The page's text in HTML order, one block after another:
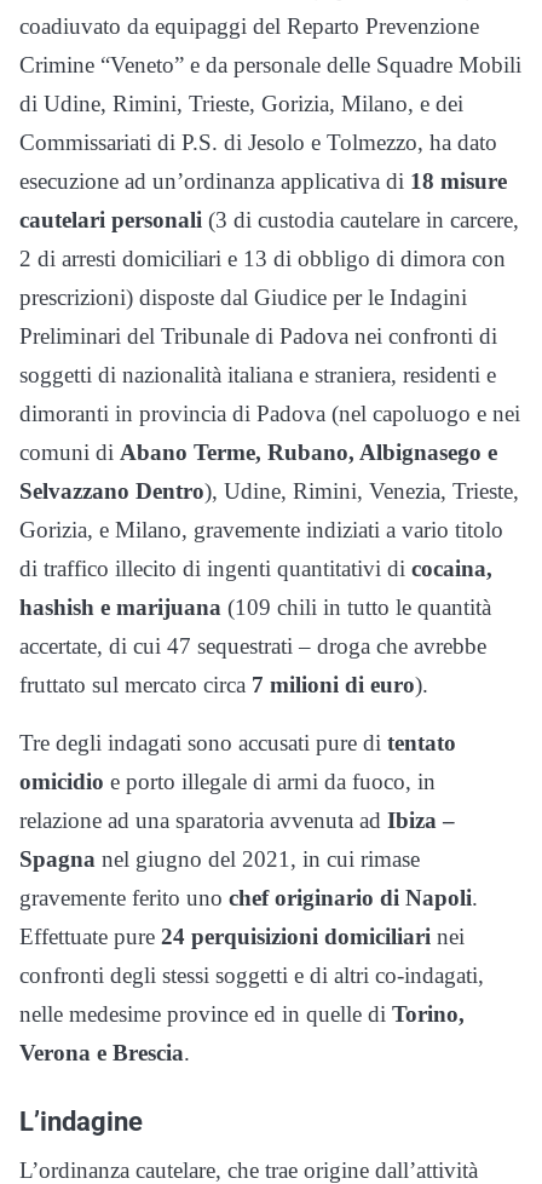
coadiuvato da equipaggi del Reparto Prevenzione
Crimine “Veneto” e da personale delle Squadre Mobili
di Udine, Rimini, Trieste, Gorizia, Milano, e dei
Commissariati di P.S. di Jesolo e Tolmezzo, ha dato
esecuzione ad un’ordinanza applicativa di 18 misure
cautelari personali (3 di custodia cautelare in carcere,
2 di arresti domiciliari e 13 di obbligo di dimora con
prescrizioni) disposte dal Giudice per le Indagini
Preliminari del Tribunale di Padova nei confronti di
soggetti di nazionalità italiana e straniera, residenti e
dimoranti in provincia di Padova (nel capoluogo e nei
comuni di Abano Terme, Rubano, Albignasego e
Selvazzano Dentro), Udine, Rimini, Venezia, Trieste,
Gorizia, e Milano, gravemente indiziati a vario titolo
di traffico illecito di ingenti quantitativi di cocaina,
hashish e marijuana (109 chili in tutto le quantità
accertate, di cui 47 sequestrati – droga che avrebbe
fruttato sul mercato circa 7 milioni di euro).
Tre degli indagati sono accusati pure di tentato
omicidio e porto illegale di armi da fuoco, in
relazione ad una sparatoria avvenuta ad Ibiza –
Spagna nel giugno del 2021, in cui rimase
gravemente ferito uno chef originario di Napoli.
Effettuate pure 24 perquisizioni domiciliari nei
confronti degli stessi soggetti e di altri co-indagati,
nelle medesime province ed in quelle di Torino,
Verona e Brescia.
L’indagine
L’ordinanza cautelare, che trae origine dall’attività